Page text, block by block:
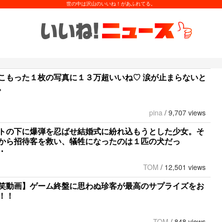
世の中は沢山のいいね！があふれてる。
もった１枚の写真に１３万超いいね♡ 涙が止まらないと
pina / 9,707 views
の下に爆弾を忍ばせ結婚式に紛れ込もうとした少女。そ
ら招待客を救い、犠牲になったのは１匹の犬だっ
TOM / 12,501 views
動画】ゲーム終盤に思わぬ珍客が最高のサプライズをお
！